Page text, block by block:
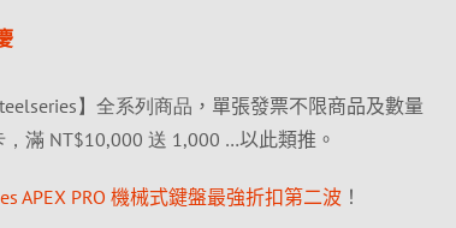
】全系列商品 ，單張發票不限商品及數量
，滿 NT$10,000 送 1,000 …以此類推。
APEX PRO 機械式鍵盤最強折扣第二波！